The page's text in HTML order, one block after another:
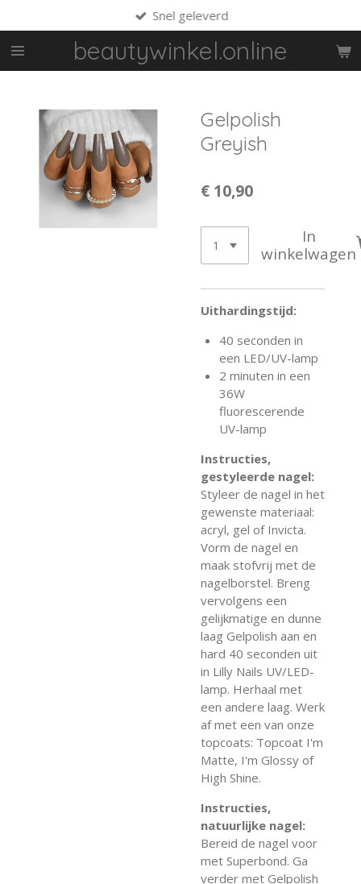
direct
naar
de
beautywinkel.online
Snel geleverd
Gelpolish
Greyish
€ 10,90
In
winkelwagen
Uithardingstijd:
40 seconden in
een LED/UV-lamp
2 minuten in een
36W
fluorescerende
UV-lamp
Instructies,
gestyleerde nagel:
Styleer de nagel in het
gewenste materiaal:
acryl, gel of Invicta.
Vorm de nagel en
maak stofvrij met de
nagelborstel. Breng
vervolgens een
gelijkmatige en dunne
laag Gelpolish aan en
hard 40 seconden uit
in Lilly Nails UV/LED-
lamp. Herhaal met
een andere laag. Werk
af met een van onze
topcoats: Topcoat I'm
Matte, I'm Glossy of
High Shine.
Instructies,
natuurlijke nagel:
Bereid de nagel voor
met Superbond. Ga
verder met Gelpolish